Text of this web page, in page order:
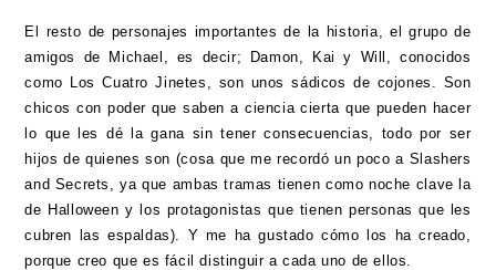
El resto de personajes importantes de la historia, el grupo de
amigos de Michael, es decir; Damon, Kai y Will, conocidos
como Los Cuatro Jinetes, son unos sádicos de cojones. Son
chicos con poder que saben a ciencia cierta que pueden hacer
lo que les dé la gana sin tener consecuencias, todo por ser
hijos de quienes son (cosa que me recordó un poco a Slashers
and Secrets, ya que ambas tramas tienen como noche clave la
de Halloween y los protagonistas que tienen personas que les
cubren las espaldas). Y me ha gustado cómo los ha creado,
porque creo que es fácil distinguir a cada uno de ellos.